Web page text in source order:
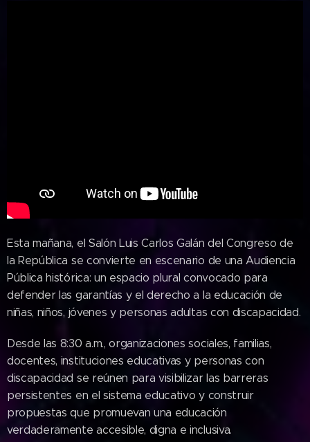
Esta mañana, el Salón Luis Carlos Galán del Congreso de
la República se convierte en escenario de una Audiencia
Pública histórica: un espacio plural convocado para
defender las garantías y el derecho a la educación de
niñas, niños, jóvenes y personas adultas con discapacidad.
Desde las 8:30 a.m., organizaciones sociales, familias,
docentes, instituciones educativas y personas con
discapacidad se reúnen para visibilizar las barreras
persistentes en el sistema educativo y construir
propuestas que promuevan una educación
verdaderamente accesible, digna e inclusiva.